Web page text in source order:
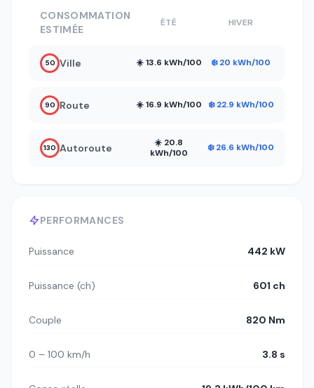
PERFORMANCES
Puissance 442 kW
Puissance (ch) 601 ch
Couple 820 Nm
0 – 100 km/h 3.8 s
CONSOMMATION
ESTIMÉE
ÉTÉ HIVER
50 Ville ☀️ 13.6 kWh/100 ❄️ 20 kWh/100
90 Route ☀️ 16.9 kWh/100 ❄️ 22.9 kWh/100
130 Autoroute
☀️ 20.8
kWh/100
❄️ 26.6 kWh/100